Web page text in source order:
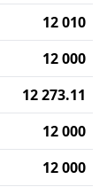
12 010
12 000
12 273.11
12 000
12 000